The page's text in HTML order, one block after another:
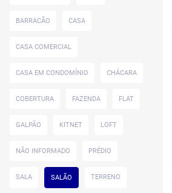
BARRACÃO CASA
CASA COMERCIAL
CASA EM CONDOMÍNIO CHÁCARA
COBERTURA FAZENDA FLAT
GALPÃO KITNET LOFT
NÃO INFORMADO PRÉDIO
SALA SALÃO TERRENO